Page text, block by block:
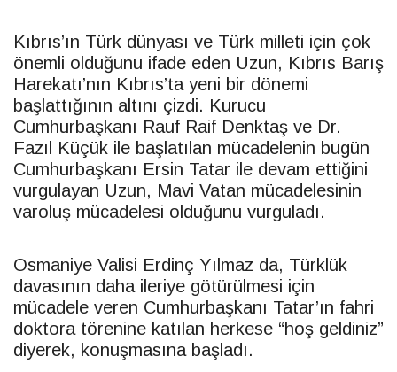
Kıbrıs’ın Türk dünyası ve Türk milleti için çok
önemli olduğunu ifade eden Uzun, Kıbrıs Barış
Harekatı’nın Kıbrıs’ta yeni bir dönemi
başlattığının altını çizdi. Kurucu
Cumhurbaşkanı Rauf Raif Denktaş ve Dr.
Fazıl Küçük ile başlatılan mücadelenin bugün
Cumhurbaşkanı Ersin Tatar ile devam ettiğini
vurgulayan Uzun, Mavi Vatan mücadelesinin
varoluş mücadelesi olduğunu vurguladı.
Osmaniye Valisi Erdinç Yılmaz da, Türklük
davasının daha ileriye götürülmesi için
mücadele veren Cumhurbaşkanı Tatar’ın fahri
doktora törenine katılan herkese “hoş geldiniz”
diyerek, konuşmasına başladı.